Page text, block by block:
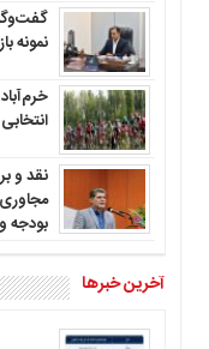
نمونه
نقد و
بودجه
آخرین خبرها